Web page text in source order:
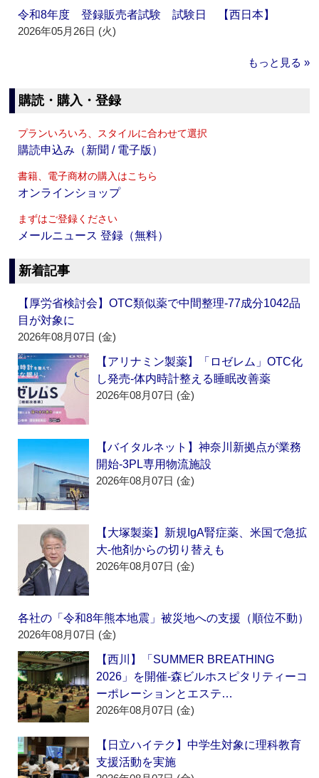
令和8年度 登録販売者試験 試験日 【西日本】
2026年05月26日 (火)
もっと見る »
購読・購入・登録
プランいろいろ、スタイルに合わせて選択
購読申込み（新聞 / 電子版）
書籍、電子商材の購入はこちら
オンラインショップ
まずはご登録ください
メールニュース 登録（無料）
新着記事
【厚労省検討会】OTC類似薬で中間整理‐77成分1042品
目が対象に
2026年08月07日 (金)
【アリナミン製薬】「ロゼレム」OTC化
し発売‐体内時計整える睡眠改善薬
2026年08月07日 (金)
【バイタルネット】神奈川新拠点が業務
開始‐3PL専用物流施設
2026年08月07日 (金)
【大塚製薬】新規IgA腎症薬、米国で急拡
大‐他剤からの切り替えも
2026年08月07日 (金)
各社の「令和8年熊本地震」被災地への支援（順位不動）
2026年08月07日 (金)
【西川】「SUMMER BREATHING
2026」を開催‐森ビルホスピタリティーコ
ーポレーションとエステ…
2026年08月07日 (金)
【日立ハイテク】中学生対象に理科教育
支援活動を実施